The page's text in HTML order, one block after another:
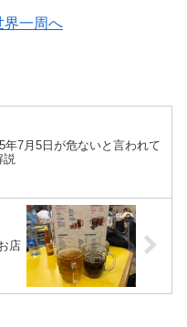
年7月5日が危ないと言われて
説
店